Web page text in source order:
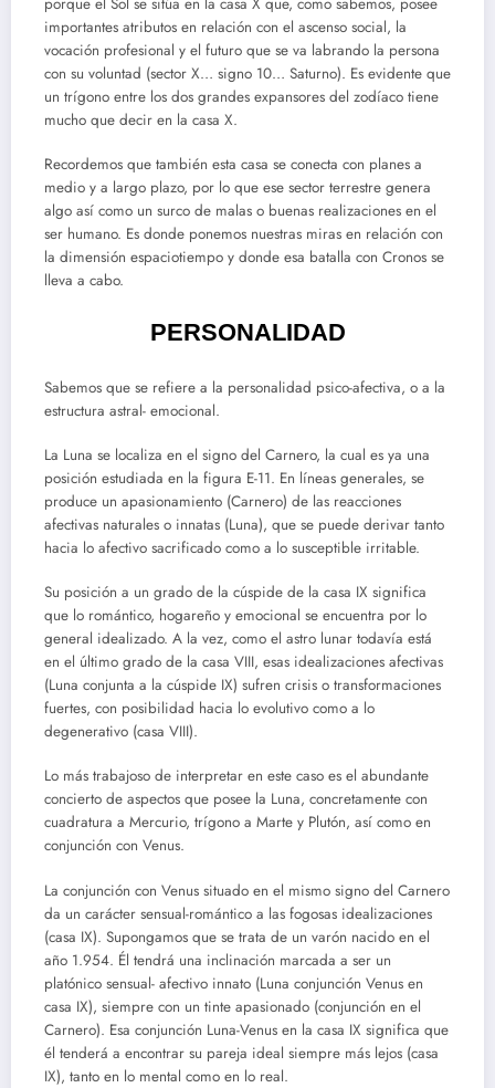
importantes atributos en relación con el ascenso social, la
vocación profesional y el futuro que se va labrando la persona
con su voluntad (sector X… signo 10… Saturno). Es evidente que
un trígono entre los dos grandes expansores del zodíaco tiene
mucho que decir en la casa X.
Recordemos que también esta casa se conecta con planes a
medio y a largo plazo, por lo que ese sector terrestre genera
algo así como un surco de malas o buenas realizaciones en el
ser humano. Es donde ponemos nuestras miras en relación con
la dimensión espaciotiempo y donde esa batalla con Cronos se
lleva a cabo.
PERSONALIDAD
Sabemos que se refiere a la personalidad psico-afectiva, o a la
estructura astral- emocional.
La Luna se localiza en el signo del Carnero, la cual es ya una
posición estudiada en la figura E-11. En líneas generales, se
produce un apasionamiento (Carnero) de las reacciones
afectivas naturales o innatas (Luna), que se puede derivar tanto
hacia lo afectivo sacrificado como a lo susceptible irritable.
Su posición a un grado de la cúspide de la casa IX significa
que lo romántico, hogareño y emocional se encuentra por lo
general idealizado. A la vez, como el astro lunar todavía está
en el último grado de la casa VIII, esas idealizaciones afectivas
(Luna conjunta a la cúspide IX) sufren crisis o transformaciones
fuertes, con posibilidad hacia lo evolutivo como a lo
degenerativo (casa VIII).
Lo más trabajoso de interpretar en este caso es el abundante
concierto de aspectos que posee la Luna, concretamente con
cuadratura a Mercurio, trígono a Marte y Plutón, así como en
conjunción con Venus.
La conjunción con Venus situado en el mismo signo del Carnero
da un carácter sensual-romántico a las fogosas idealizaciones
(casa IX). Supongamos que se trata de un varón nacido en el
año 1.954. Él tendrá una inclinación marcada a ser un
platónico sensual- afectivo innato (Luna conjunción Venus en
casa IX), siempre con un tinte apasionado (conjunción en el
Carnero). Esa conjunción Luna-Venus en la casa IX significa que
él tenderá a encontrar su pareja ideal siempre más lejos (casa
IX), tanto en lo mental como en lo real.